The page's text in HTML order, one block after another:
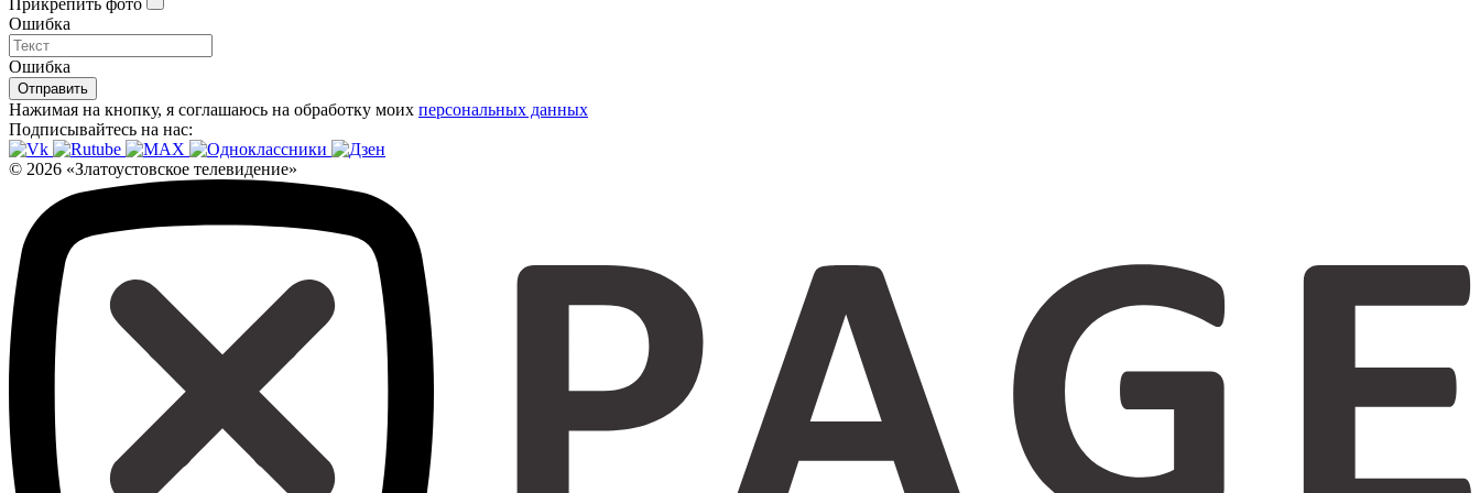
Ошибка
Ошибка
Отправить
Нажимая на кнопку, я соглашаюсь на обработку моих персональных данных
Подписывайтесь на нас:
© 2026 «Златоустовское телевидение»